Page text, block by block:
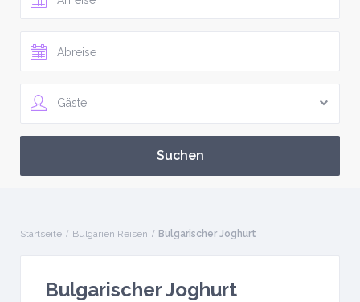
Gäste
Startseite Bulgarien Reisen Bulgarischer Joghurt
Bulgarischer Joghurt